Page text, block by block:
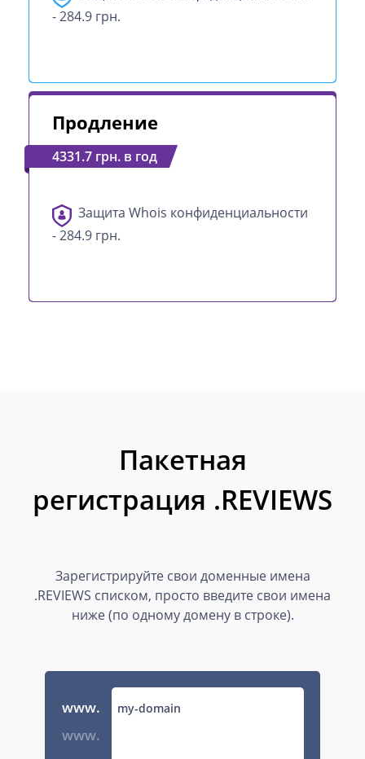
- 284.9 грн.
Продление
4331.7 грн. в год
Защита Whois конфиденциальности
- 284.9 грн.
Пакетная
регистрация .REVIEWS
Зарегистрируйте свои доменные имена
.REVIEWS списком, просто введите свои имена
ниже (по одному домену в строке).
www.
www.